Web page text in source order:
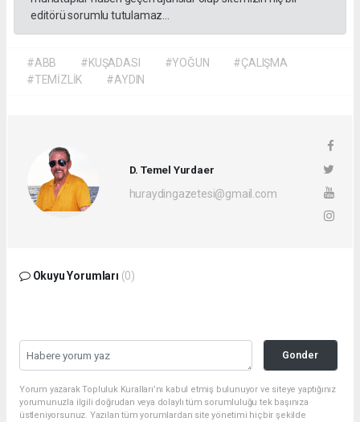
editörü sorumlu tutulamaz...
#ABB #KUŞADASI #YOĞUN
#ÇALIŞMA
#TEMİZLİK
#AYDIN
D. Temel Yurdaer
huraydingazetesi@gmail.com
Okuyu Yorumları (0)
Gonder
Yorum yazarak Topluluk Kuralları’nı kabul etmiş bulunuyor ve siteye yaptığınız
yorumunuzla ilgili doğrudan veya dolaylı tüm sorumluluğu tek başınıza
üstleniyorsunuz. Yazılan tüm yorumlardan site yönetimi hiçbir şekilde